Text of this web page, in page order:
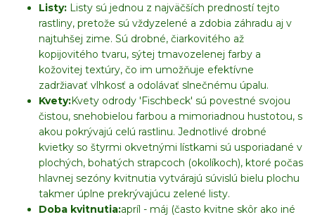
Listy: Listy sú jednou z najväčších predností tejto
rastliny, pretože sú vždyzelené a zdobia záhradu aj v
najtuhšej zime. Sú drobné, čiarkovitého až
kopijovitého tvaru, sýtej tmavozelenej farby a
kožovitej textúry, čo im umožňuje efektívne
zadržiavať vlhkosť a odolávať slnečnému úpalu.
Kvety:Kvety odrody 'Fischbeck' sú povestné svojou
čistou, snehobielou farbou a mimoriadnou hustotou, s
akou pokrývajú celú rastlinu. Jednotlivé drobné
kvietky so štyrmi okvetnými lístkami sú usporiadané v
plochých, bohatých strapcoch (okolíkoch), ktoré počas
hlavnej sezóny kvitnutia vytvárajú súvislú bielu plochu
takmer úplne prekrývajúcu zelené listy.
Doba kvitnutia:apríl - máj (často kvitne skôr ako iné